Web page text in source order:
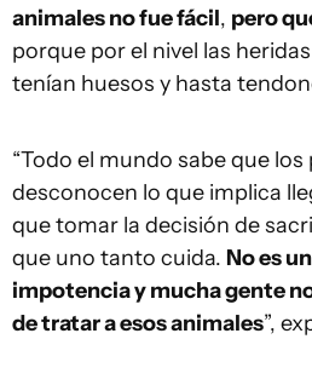
animales no fue fácil, pero
porque por el nivel las
tenían huesos y hasta
“Todo el mundo sabe que
desconocen lo que implica
que tomar la decisión de
que uno tanto cuida. No es
impotencia y mucha gente
de tratar a esos animales”,